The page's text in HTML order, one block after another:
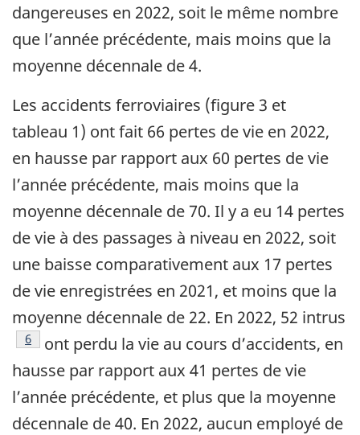
dangereuses en 2022, soit le même nombre
que l’année précédente, mais moins que la
moyenne décennale de 4.
Les accidents ferroviaires (figure 3 et
tableau 1) ont fait 66 pertes de vie en 2022,
en hausse par rapport aux 60 pertes de vie
l’année précédente, mais moins que la
moyenne décennale de 70. Il y a eu 14 pertes
de vie à des passages à niveau en 2022, soit
une baisse comparativement aux 17 pertes
de vie enregistrées en 2021, et moins que la
moyenne décennale de 22. En 2022, 52 intrus
Note de bas de page
6
ont perdu la vie au cours d’accidents, en
hausse par rapport aux 41 pertes de vie
l’année précédente, et plus que la moyenne
décennale de 40. En 2022, aucun employé de